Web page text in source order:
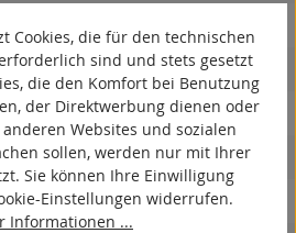
Cookies, die für den technischen
sind und stets gesetzt
die den Komfort bei Benutzung
der Direktwerbung dienen oder
Websites und sozialen
sollen, werden nur mit Ihrer
Sie können Ihre Einwilligung
Einstellungen widerrufen.
Informationen ...